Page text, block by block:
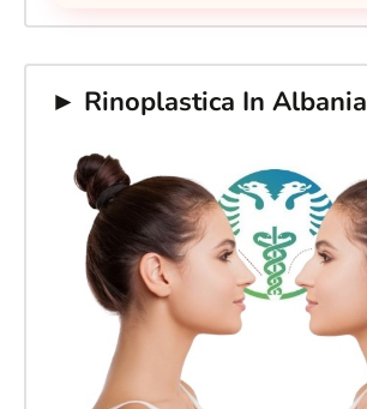
► Rinoplastica In Albania